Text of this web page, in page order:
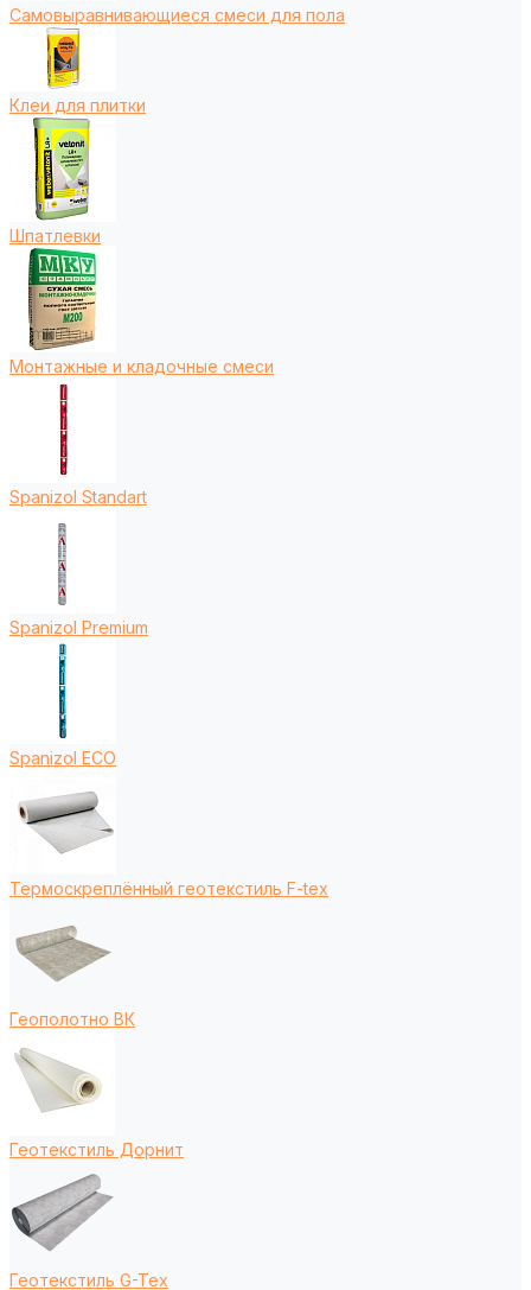
Самовыравнивающиеся смеси для пола
Клеи для плитки
Шпатлевки
Монтажные и кладочные смеси
Spanizol Standart
Spanizol Premium
Spanizol ECO
Термоскреплённый геотекстиль F-tex
Геополотно ВК
Геотекстиль Дорнит
Геотекстиль G-Tex